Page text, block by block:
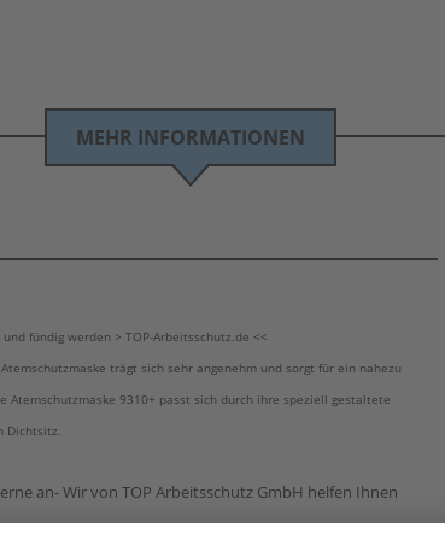
MEHR INFORMATIONEN
fündig werden > TOP-Arbeitsschutz.de <<
trägt sich sehr angenehm und sorgt für ein nahezu
Atemschutzmaske 9310+ passt sich durch ihre speziell gestaltete
Dichtsitz.
an- Wir von TOP Arbeitsschutz GmbH helfen Ihnen